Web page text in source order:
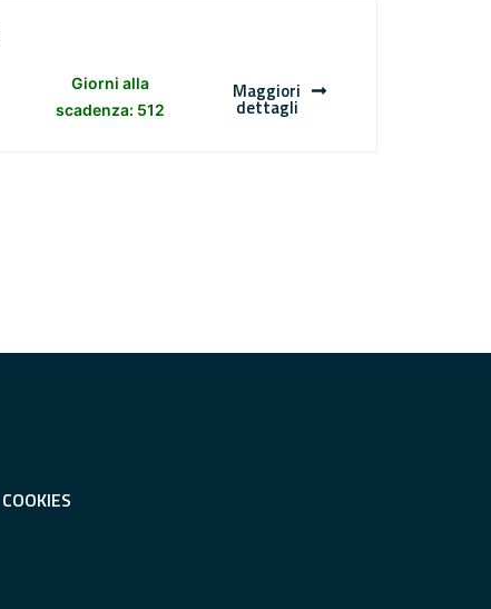
Giorni alla
scadenza: 512
Maggiori
dettagli
COOKIES